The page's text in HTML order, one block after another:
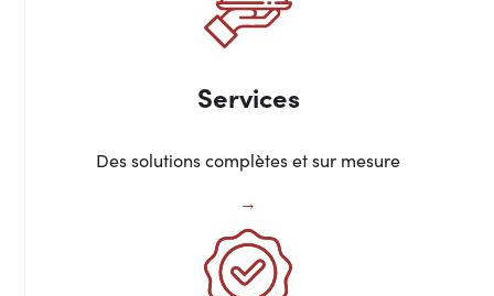
Services
Des solutions complètes et sur mesure